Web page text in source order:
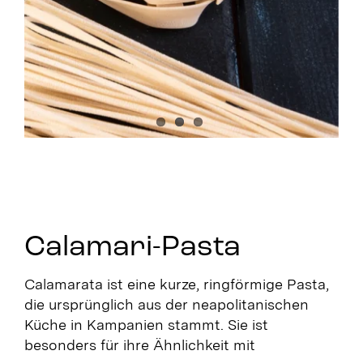
Calamari-Pasta
Calamarata ist eine kurze, ringförmige Pasta,
die ursprünglich aus der neapolitanischen
Küche in Kampanien stammt. Sie ist
besonders für ihre Ähnlichkeit mit